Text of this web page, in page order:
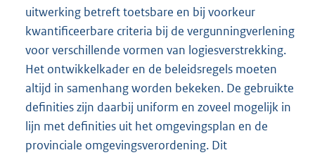
uitwerking betreft toetsbare en bij voorkeur
kwantificeerbare criteria bij de vergunningverlening
voor verschillende vormen van logiesverstrekking.
Het ontwikkelkader en de beleidsregels moeten
altijd in samenhang worden bekeken. De gebruikte
definities zijn daarbij uniform en zoveel mogelijk in
lijn met definities uit het omgevingsplan en de
provinciale omgevingsverordening. Dit